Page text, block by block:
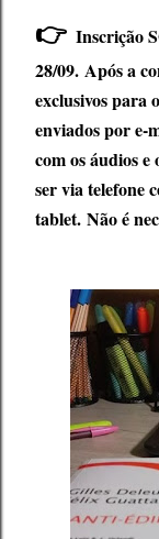
👉 Inscrição
28/09. Após a
exclusivos para
enviados por e-
com os áudios
ser via telefone
tablet. Não é